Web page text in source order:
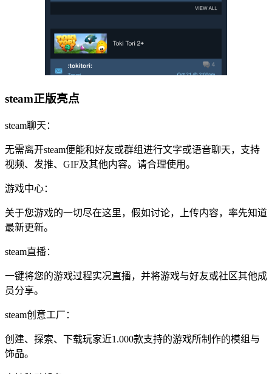
steam正版亮点
steam聊天：
无需离开steam便能和好友或群组进行文字或语音聊天，支持
视频、发推、GIF及其他内容。请合理使用。
游戏中心：
关于您游戏的一切尽在这里，假如讨论，上传内容，率先知道
最新更新。
steam直播：
一键将您的游戏过程实况直播，并将游戏与好友或社区其他成
员分享。
steam创意工厂：
创建、探索、下载玩家近1.000款支持的游戏所制作的模组与
饰品。